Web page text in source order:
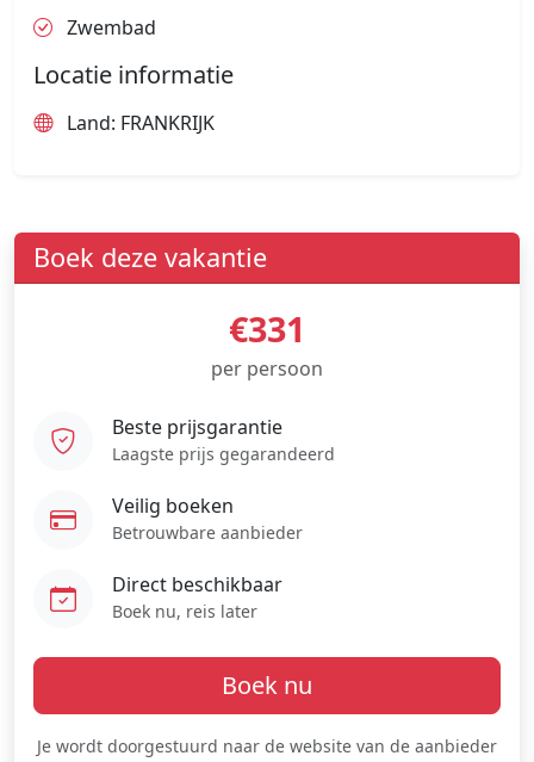
Zwembad
Locatie informatie
Land: FRANKRIJK
Boek deze vakantie
€331
per persoon
Beste prijsgarantie
Laagste prijs gegarandeerd
Veilig boeken
Betrouwbare aanbieder
Direct beschikbaar
Boek nu, reis later
Boek nu
Je wordt doorgestuurd naar de website van de aanbieder